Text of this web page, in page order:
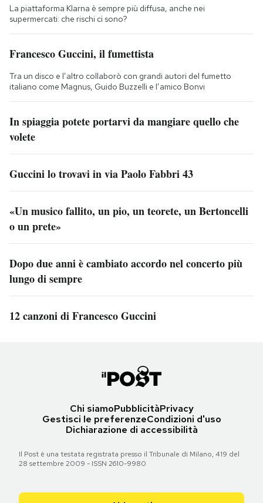
La piattaforma Klarna è sempre più diffusa, anche nei
supermercati: che rischi ci sono?
Francesco Guccini, il fumettista
Tra un disco e l’altro collaborò con grandi autori del fumetto
italiano come Magnus, Guido Buzzelli e l’amico Bonvi
In spiaggia potete portarvi da mangiare quello che
volete
Guccini lo trovavi in via Paolo Fabbri 43
«Un musico fallito, un pio, un teorete, un Bertoncelli
o un prete»
Dopo due anni è cambiato accordo nel concerto più
lungo di sempre
12 canzoni di Francesco Guccini
Chi siamoPubblicitàPrivacy
Gestisci le preferenzeCondizioni d'uso
Dichiarazione di accessibilità
Il Post è una testata registrata presso il Tribunale di Milano, 419 del
28 settembre 2009 - ISSN 2610-9980